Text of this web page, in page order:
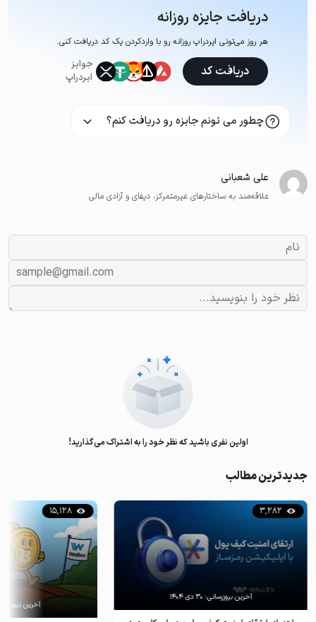
دریافت جایزه روزانه
هر روز می‌تونی ایردراپ روزانه رو با وارد‌کردن یک کد دریافت کنی.
جوایز
ایردراپ
دریافت کد
چطور می تونم جایزه رو دریافت کنم؟
علی شعبانی
علاقه‌مند به ساختارهای غیرمتمرکز، دیفای و آزادی مالی
اولین نفری باشید که نظر خود را به اشتراک می‌گذارید!
جدیدترین مطالب
3,282
آخرین بروزرسانی: ۳۰ دی ۱۴۰۴
15,128
آخرین